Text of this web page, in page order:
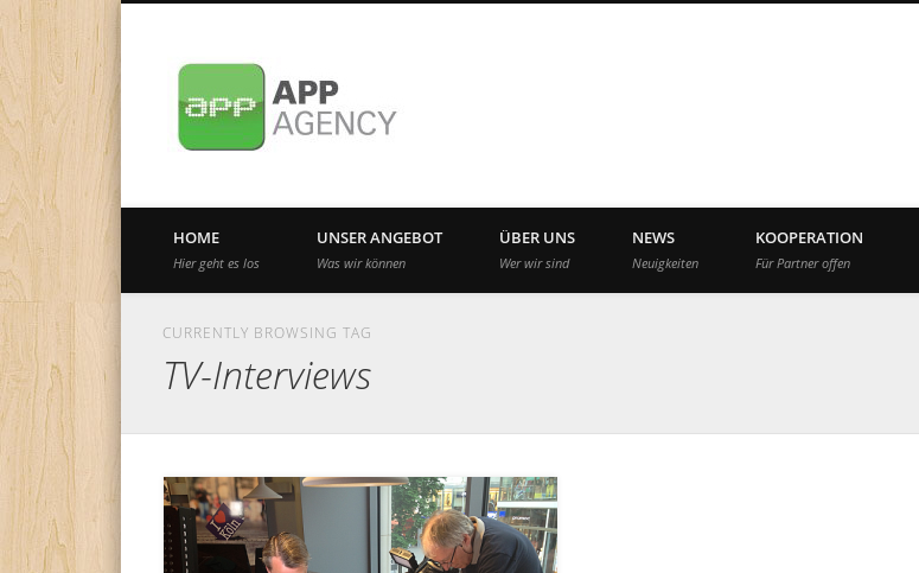
Internationale App-Agentur seit 2010
HOME
Hier geht es los
UNSER ANGEBOT
Was wir können
ÜBER UNS
Wer wir sind
NEWS
Neuigkeiten
KOOPERATION
Für Partner offen
CURRENTLY BROWSING TAG
TV-Interviews